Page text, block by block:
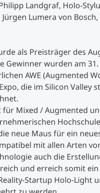
Landgraf, Holo-
Lumera von
als Preisträger des
wurden am
AWE (Augmented
die im Silicon Valley
Mixed / Augmented
neue Maus für ein
mit allen Arten
auch die
und erreich somit
Startup Holo-Light